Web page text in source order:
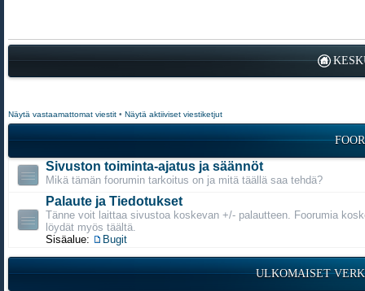
Näytä vastaamattomat viestit • Näytä aktiiviset viestiketjut
Sivuston toiminta-ajatus ja säännöt
Mikä tämän foorumin tarkoitus on ja mitä täällä saa tehdä?
Palaute ja Tiedotukset
Tänne voit laittaa sivustoa koskevan +/- palautteen. Foorumia
löydät myös täältä.
Sisäalue:
Bugit
ULKOMAISET